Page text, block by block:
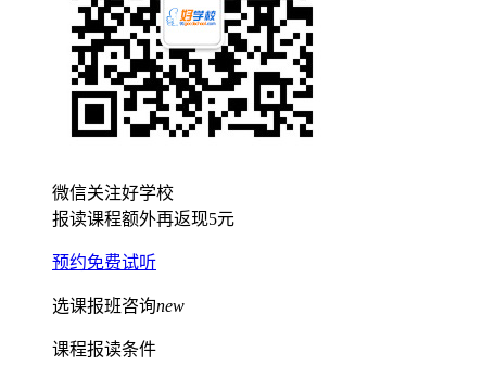
微信关注好学校
报读课程额外再返现5元
预约免费试听
选课报班咨询new
课程报读条件